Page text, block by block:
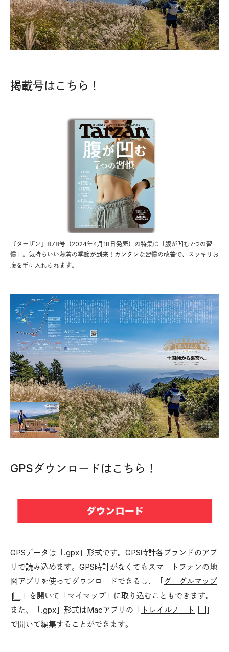
掲載号はこちら！
『ターザン』878号（2024年4月18日発売）の特集は「腹が凹む7つの習
慣」。気持ちいい薄着の季節が到来！カンタンな習慣の改善で、スッキリお
腹を手に入れられます。
GPSダウンロードはこちら！
GPSデータは「.gpx」形式です。GPS時計各ブランドのアプ
リで読み込めます。GPS時計がなくてもスマートフォンの地
図アプリを使ってダウンロードできるし、「 グーグルマップ
」を開いて「マイマップ」に取り込むこともできます。
また、「.gpx」形式はMacアプリの「 トレイルノート
」
で開いて編集することができます。